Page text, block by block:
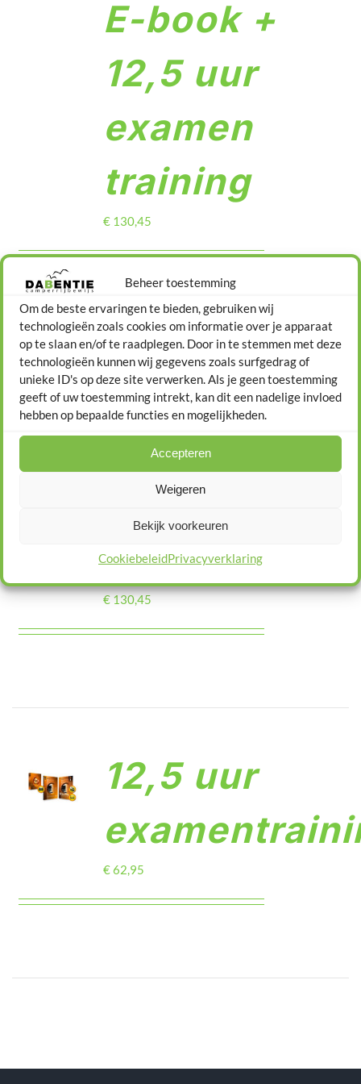
Beheer toestemming
Om de beste ervaringen te bieden, gebruiken wij
technologieën zoals cookies om informatie over je apparaat
op te slaan en/of te raadplegen. Door in te stemmen met deze
technologieën kunnen wij gegevens zoals surfgedrag of
unieke ID's op deze site verwerken. Als je geen toestemming
geeft of uw toestemming intrekt, kan dit een nadelige invloed
hebben op bepaalde functies en mogelijkheden.
Accepteren
Weigeren
Bekijk voorkeuren
CookiebeleidPrivacyverklaring
Contact
E-book +
12,5 uur
examen
training
€130,45
TOEVOEGEN
AAN
WINKELWAGEN
C1 Theorie
zelfstudie
pakket
€130,45
AAN
WINKELWAGEN
12,5 uur
€62,95